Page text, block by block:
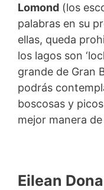
Lomond (los
palabras en su
ellas, queda
los lagos son
grande de Gran
podrás
boscosas y
mejor manera
Eilean